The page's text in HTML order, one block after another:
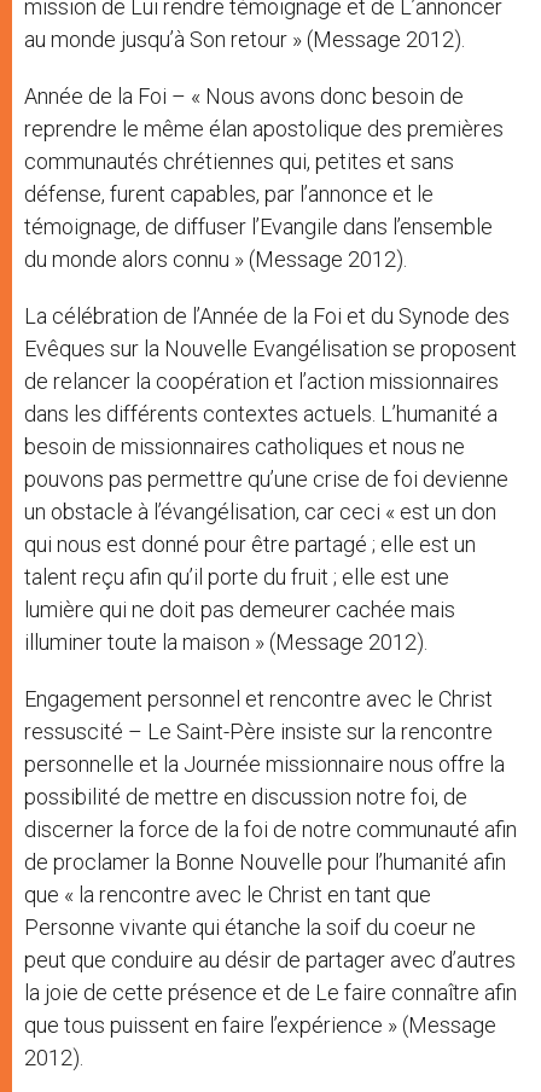
mission de Lui rendre témoignage et de L’annoncer
au monde jusqu’à Son retour » (Message 2012).
Année de la Foi – « Nous avons donc besoin de
reprendre le même élan apostolique des premières
communautés chrétiennes qui, petites et sans
défense, furent capables, par l’annonce et le
témoignage, de diffuser l’Evangile dans l’ensemble
du monde alors connu » (Message 2012).
La célébration de l’Année de la Foi et du Synode des
Evêques sur la Nouvelle Evangélisation se proposent
de relancer la coopération et l’action missionnaires
dans les différents contextes actuels. L’humanité a
besoin de missionnaires catholiques et nous ne
pouvons pas permettre qu’une crise de foi devienne
un obstacle à l’évangélisation, car ceci « est un don
qui nous est donné pour être partagé ; elle est un
talent reçu afin qu’il porte du fruit ; elle est une
lumière qui ne doit pas demeurer cachée mais
illuminer toute la maison » (Message 2012).
Engagement personnel et rencontre avec le Christ
ressuscité – Le Saint-Père insiste sur la rencontre
personnelle et la Journée missionnaire nous offre la
possibilité de mettre en discussion notre foi, de
discerner la force de la foi de notre communauté afin
de proclamer la Bonne Nouvelle pour l’humanité afin
que « la rencontre avec le Christ en tant que
Personne vivante qui étanche la soif du coeur ne
peut que conduire au désir de partager avec d’autres
la joie de cette présence et de Le faire connaître afin
que tous puissent en faire l’expérience » (Message
2012).